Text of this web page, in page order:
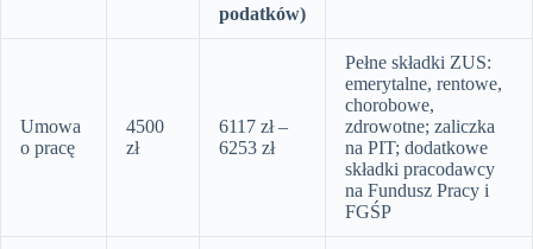
podatków)
Umowa
o pracę
4500
zł
6117 zł –
6253 zł
Pełne składki ZUS:
emerytalne, rentowe,
chorobowe,
zdrowotne; zaliczka
na PIT; dodatkowe
składki pracodawcy
na Fundusz Pracy i
FGŚP